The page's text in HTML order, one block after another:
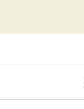
blomstervaser,
"På
lave de